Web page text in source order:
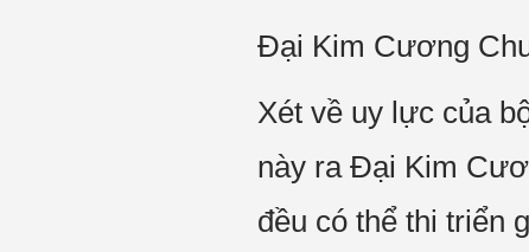
Đại Kim Cương
Xét về uy lực của
này ra Đại Kim
đều có thể thi triển